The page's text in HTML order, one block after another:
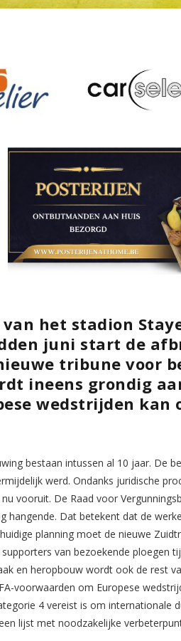
het stadion
juni start de
tribune voor
ineens grondig
wedstrijden kan
bestaan intussen al 10 jaar. De
werd. Ondanks juridische
vooruit. De Raad voor
hangende. Dat betekent dat de
planning moet de nieuwe
van bezoekende ploegen
en heropbouw wordt ook de rest
voorwaarden om Europese
4 vereist is om internationale
lijst met noodzakelijke